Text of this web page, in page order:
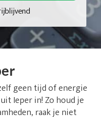
geen tijd of energie
Ieper in! Zo houd je
raak je niet